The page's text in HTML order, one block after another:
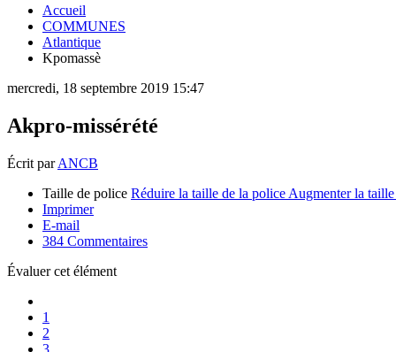
Accueil
COMMUNES
Atlantique
Kpomassè
mercredi, 18 septembre 2019 15:47
Akpro-missérété
Écrit parANCB
Taille de police Réduire la taille de la police Augmenter la
Imprimer
E-mail
384 Commentaires
Évaluer cet élément
1
2
3